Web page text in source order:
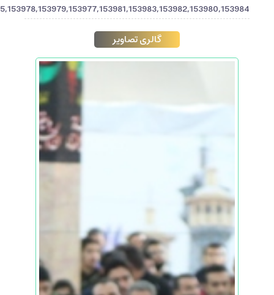
گالری تصاویر